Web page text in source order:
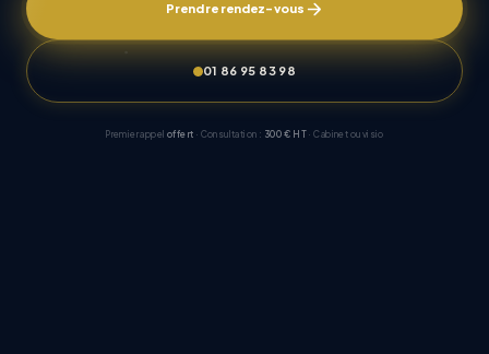
Prendre rendez-vous
01 86 95 83 98
Premier appel offert · Consultation : 300 € HT· Cabinet ou visio